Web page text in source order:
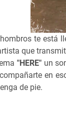
te está
que
"HERE"un
en
de pie.